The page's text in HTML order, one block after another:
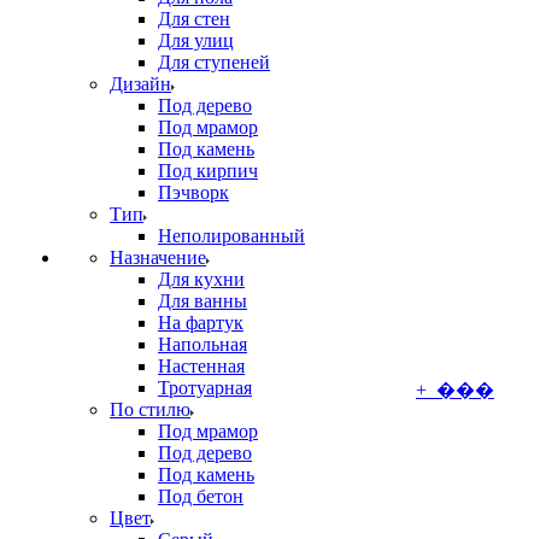
Для стен
Для улиц
Для ступеней
Дизайн
Под дерево
Под мрамор
Под камень
Под кирпич
Пэчворк
Тип
Неполированный
Назначение
Для кухни
Для ванны
На фартук
Напольная
Настенная
Тротуарная
По стилю
Под мрамор
Под дерево
Под камень
Под бетон
Цвет
+ ���